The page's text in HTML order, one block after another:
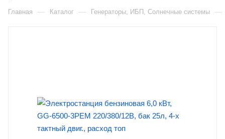
Главная — Каталог — Генераторы, ИБП, Солнечные системы —